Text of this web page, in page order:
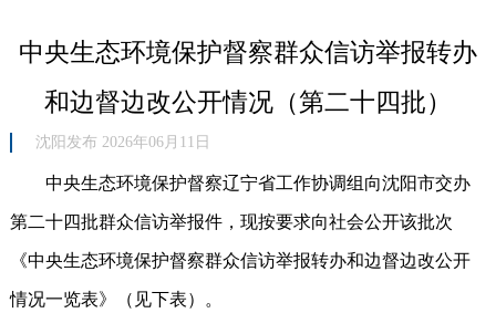
中央生态环境保护督察群众信访举报转办
和边督边改公开情况（第二十四批）
沈阳发布 2026年06月11日
中央生态环境保护督察辽宁省工作协调组向沈阳市交办
第二十四批群众信访举报件，现按要求向社会公开该批次
《中央生态环境保护督察群众信访举报转办和边督边改公开
情况一览表》（见下表）。